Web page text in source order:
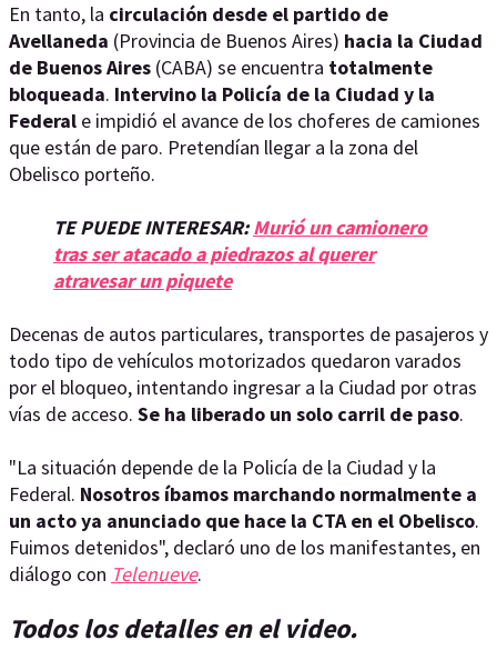
En tanto, la circulación desde el partido de
Avellaneda (Provincia de Buenos Aires) hacia la Ciudad
de Buenos Aires (CABA) se encuentra totalmente
bloqueada. Intervino la Policía de la Ciudad y la
Federal e impidió el avance de los choferes de camiones
que están de paro. Pretendían llegar a la zona del
Obelisco porteño.
TE PUEDE INTERESAR:Murió un camionero
tras ser atacado a piedrazos al querer
atravesar un piquete
Decenas de autos particulares, transportes de pasajeros y
todo tipo de vehículos motorizados quedaron varados
por el bloqueo, intentando ingresar a la Ciudad por otras
vías de acceso. Se ha liberado un solo carril de paso.
"La situación depende de la Policía de la Ciudad y la
Federal. Nosotros íbamos marchando normalmente a
un acto ya anunciado que hace la CTA en el Obelisco.
Fuimos detenidos", declaró uno de los manifestantes, en
diálogo con Telenueve.
Todos los detalles en el video.